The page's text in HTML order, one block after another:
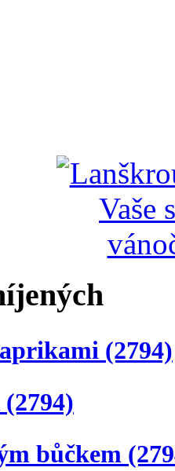
(2794)
(2794)
bůčkem